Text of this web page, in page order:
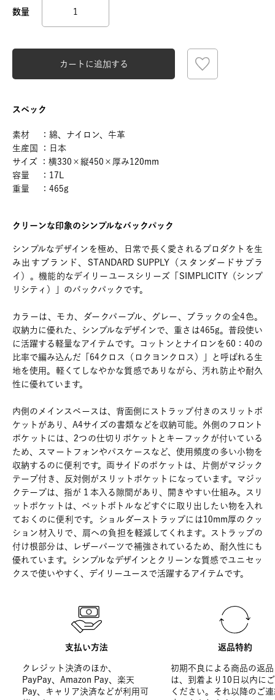
カートに追加する
スペック
素材 ：綿、ナイロン、牛革
生産国 ：日本
サイズ ：横330×縦450×厚み120mm
容量 ：17L
重量 ：465g
クリーンな印象のシンプルなバックパック
シンプルなデザインを極め、日常で長く愛されるプロダクトを生
み出すブランド、STANDARD SUPPLY（スタンダードサプラ
イ）。機能的なデイリーユースシリーズ「SIMPLICITY（シンプ
リシティ）」のバックパックです。
カラーは、モカ、ダークパープル、グレー、ブラックの全4色。
収納力に優れた、シンプルなデザインで、重さは465g。普段使い
に活躍する軽量なアイテムです。コットンとナイロンを60：40の
比率で編み込んだ「64クロス（ロクヨンクロス）」と呼ばれる生
地を使用。軽くてしなやかな質感でありながら、汚れ防止や耐久
性に優れています。
内側のメインスペースは、背面側にストラップ付きのスリットポ
ケットがあり、A4サイズの書類などを収納可能。外側のフロント
ポケットには、2つの仕切りポケットとキーフックが付いている
ため、スマートフォンやパスケースなど、使用頻度の多い小物を
収納するのに便利です。両サイドのポケットは、片側がマジック
テープ付き、反対側がスリットポケットになっています。マジッ
クテープは、指が１本入る隙間があり、開きやすい仕組み。スリ
ットポケットは、ペットボトルなどすぐに取り出したい物を入れ
ておくのに便利です。ショルダーストラップには10mm厚のクッ
ション材入りで、肩への負担を軽減してくれます。ストラップの
付け根部分は、レザーパーツで補強されているため、耐久性にも
優れています。シンプルなデザインとクリーンな質感でユニセッ
クスで使いやすく、デイリーユースで活躍するアイテムです。
支払い方法
クレジット決済のほか、
PayPay、Amazon Pay、楽天
Pay、キャリア決済などが利用可
返品特約
初期不良による商品の返
は、到着より10日以内に
ください。それ以降のご